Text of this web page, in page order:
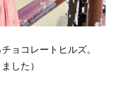
ョコレートヒルズ。
した）